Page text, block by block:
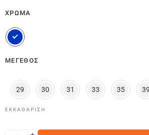
ΧΡΏΜΑ
ΜΈΓΕΘΟΣ
29 30 31 33 35 39
ΕΚΚΑΘΆΡΙΣΗ